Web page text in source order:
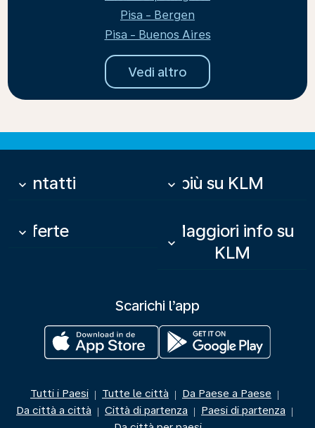
Pisa - Bergen
Pisa - Buenos Aires
Vedi altro
Contatti
keyboard_arrow_down Di più su KLM
keyboard_arrow_down
Offerte
keyboard_arrow_down
Maggiori info su
KLM
keyboard_arrow_down
Scarichi l’app
Tutti i Paesi | Tutte le città | Da Paese a Paese |
Da città a città | Città di partenza | Paesi di partenza |